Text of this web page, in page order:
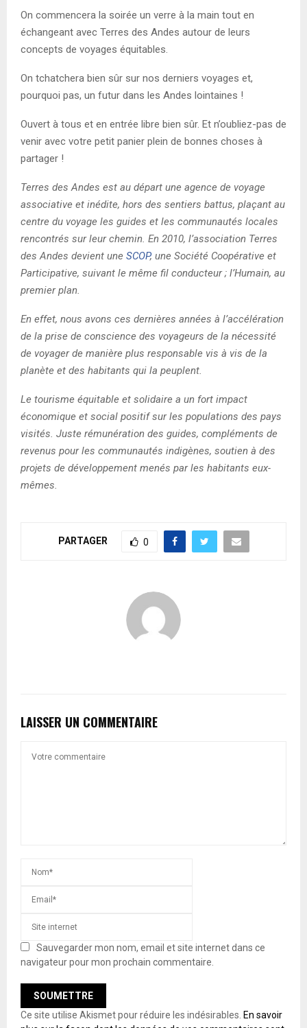
On commencera la soirée un verre à la main tout en
échangeant avec Terres des Andes autour de leurs
concepts de voyages équitables.
On tchatchera bien sûr sur nos derniers voyages et,
pourquoi pas, un futur dans les Andes lointaines !
Ouvert à tous et en entrée libre bien sûr. Et n’oubliez-pas de
venir avec votre petit panier plein de bonnes choses à
partager !
Terres des Andes est au départ une agence de voyage
associative et inédite, hors des sentiers battus, plaçant au
centre du voyage les guides et les communautés locales
rencontrés sur leur chemin. En 2010, l’association Terres
des Andes devient une SCOP, une Société Coopérative et
Participative, suivant le même fil conducteur ; l’Humain, au
premier plan.
En effet, nous avons ces dernières années à l’accélération
de la prise de conscience des voyageurs de la nécessité
de voyager de manière plus responsable vis à vis de la
planète et des habitants qui la peuplent.
Le tourisme équitable et solidaire a un fort impact
économique et social positif sur les populations des pays
visités. Juste rémunération des guides, compléments de
revenus pour les communautés indigènes, soutien à des
projets de développement menés par les habitants eux-
mêmes.
PARTAGER 0
LAISSER UN COMMENTAIRE
Sauvegarder mon nom, email et site internet dans ce
navigateur pour mon prochain commentaire.
Ce site utilise Akismet pour réduire les indésirables. En savoir